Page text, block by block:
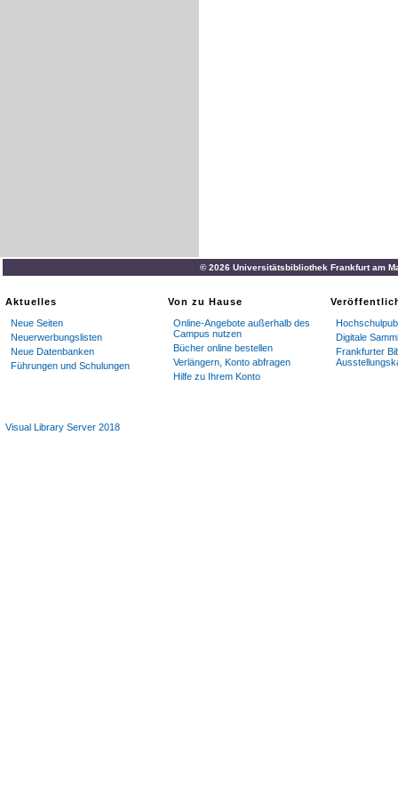
© 2026 Universitätsbibliothek Frankfurt am
Aktuelles
Neue Seiten
Neuerwerbungslisten
Neue Datenbanken
Führungen und Schulungen
Von zu Hause
Online-Angebote außerhalb des
Campus nutzen
Bücher online bestellen
Verlängern, Konto abfragen
Hilfe zu Ihrem Konto
Digitale
Frankfurter
Visual Library Server 2018